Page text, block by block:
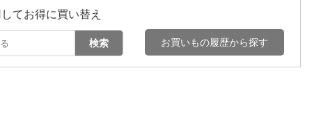
てお得に買い替え
検索 お買いもの履歴から探す